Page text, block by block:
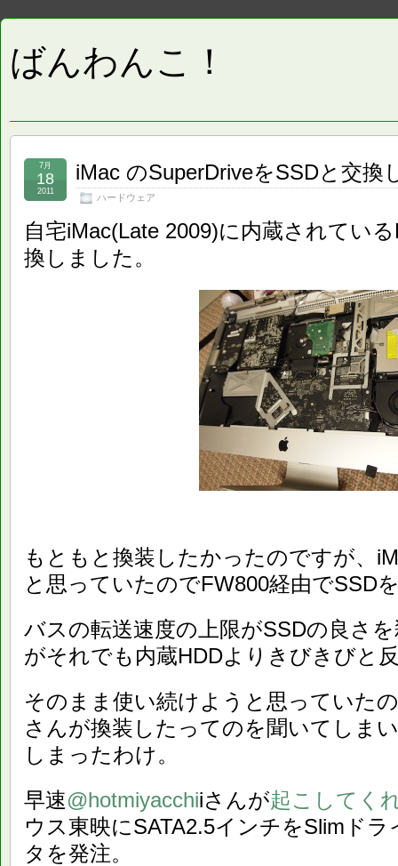
ばんわんこ！
iMac のSuperDriveをSSDと交換
ハードウェア
7月
18
2011
自宅iMac(Late 2009)に内蔵されてい
換しました。
もともと換装したかったのですが、
と思っていたのでFW800経由でSSD
バスの転送速度の上限がSSDの良さ
がそれでも内蔵HDDよりきびきびと
そのまま使い続けようと思っていた
さんが換装したってのを聞いてしま
しまったわけ。
早速@hotmiyacchiiさんが起こしてく
ウス東映にSATA2.5インチをSlimド
タを発注。